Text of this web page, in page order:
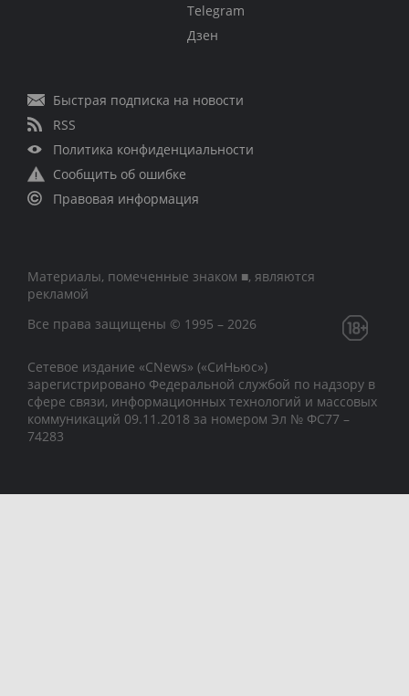
Telegram
Дзен
Быстрая подписка на новости
RSS
Политика конфиденциальности
Сообщить об ошибке
Правовая информация
Материалы, помеченные знаком ■, являются
рекламой
Все права защищены © 1995 – 2026
Сетевое издание «CNews» («СиНьюс»)
зарегистрировано Федеральной службой по надзору в
сфере связи, информационных технологий и массовых
коммуникаций 09.11.2018 за номером Эл № ФС77 –
74283